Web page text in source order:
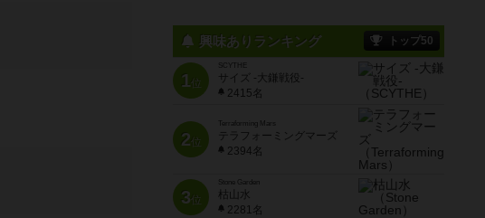
興味ありランキング トップ50
1位
SCYTHE
サイズ -大鎌戦役-
2415名
2位
Terraforming Mars
テラフォーミングマーズ
2394名
3位
Stone Garden
枯山水
2281名